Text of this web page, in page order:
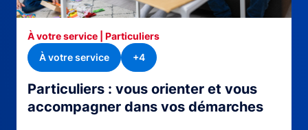
Particuliers : vous orienter et vous
accompagner dans vos démarches
À votre service | Particuliers
À votre service
+4